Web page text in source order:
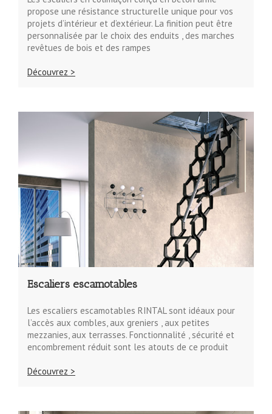
propose une résistance structurelle unique pour vos
projets d’intérieur et d’extérieur. La finition peut être
personnalisée par le choix des enduits , des marches
revêtues de bois et des rampes
Découvrez >
Escaliers escamotables
Les escaliers escamotables RINTAL sont idéaux pour
l’accès aux combles, aux greniers , aux petites
mezzanies, aux terrasses. Fonctionnalité , sécurité et
encombrement réduit sont les atouts de ce produit
Découvrez >